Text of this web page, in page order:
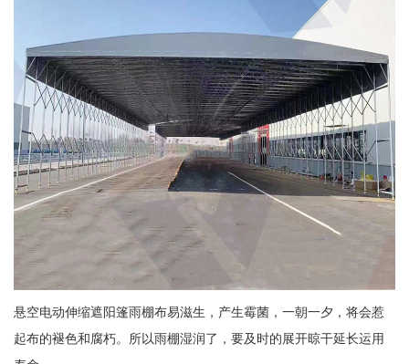
悬空电动伸缩遮阳篷雨棚布易滋生，产生霉菌，一朝一夕，将会惹
起布的褪色和腐朽。所以雨棚湿润了，要及时的展开晾干延长运用